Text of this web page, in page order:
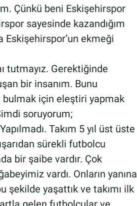
Çünkü beni Eskişehirspor
sayesinde kazandığım
Eskişehirspor’un ekmeği
tutmayız. Gerektiğinde
bir insanım. Bunu
bulmak için eleştiri yapmak
soruyorum;
Takım 5 yıl üst üste
sürekli futbolcu
bir şaibe vardır. Çok
vardı. Onların yanına
şekilde yaşattık ve takımı ilk